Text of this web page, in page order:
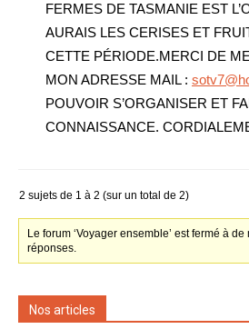
FERMES DE TASMANIE EST
AURAIS LES CERISES ET
CETTE PÉRIODE.MERCI DE
MON ADRESSE MAIL :
POUVOIR S’ORGANISER ET
CONNAISSANCE.
2 sujets de 1 à 2 (sur un total de 2)
Le forum ‘Voyager ensemble’ est fermé à
réponses.
Nos articles